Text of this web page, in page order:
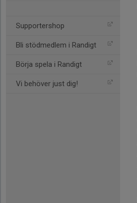
Supportershop
Bli stödmedlem i Randigt
Börja spela i Randigt
Vi behöver just dig!